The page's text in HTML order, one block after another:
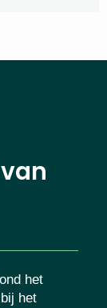
het
het